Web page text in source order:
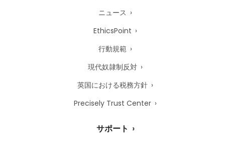
ニュース
EthicsPoint
行動規範
現代奴隷制反対
英国における税務方針
Precisely Trust Center
サポート